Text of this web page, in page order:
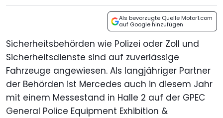
Als bevorzugte Quelle Motor1.com
auf Google hinzufügen
Sicherheitsbehörden wie Polizei oder Zoll und
Sicherheitsdienste sind auf zuverlässige
Fahrzeuge angewiesen. Als langjähriger Partner
der Behörden ist Mercedes auch in diesem Jahr
mit einem Messestand in Halle 2 auf der GPEC
General Police Equipment Exhibition &